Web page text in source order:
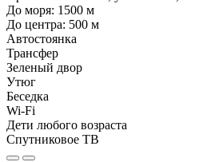
До моря: 1500 м
До центра: 500 м
Автостоянка
Трансфер
Зеленый двор
Утюг
Беседка
Wi-Fi
Дети любого возраста
Спутниковое ТВ